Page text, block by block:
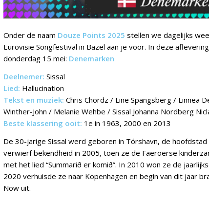
Onder de naam Douze Points 2025 stellen we dagelijks
Eurovisie Songfestival in Bazel aan je voor. In deze
donderdag 15 mei: Denemarken
Deelnemer: Sissal
Lied: Hallucination
Tekst en muziek: Chris Chordz / Line Spangsberg / Linnea
Winther-John / Melanie Wehbe / Sissal Johanna Nordberg
Beste klassering ooit: 1e in 1963, 2000 en 2013
De 30-jarige Sissal werd geboren in Tórshavn, de hoofdstad
verwierf bekendheid in 2005, toen ze de Faeröerse
met het lied “Summarið er komið”. In 2010 won ze de
2020 verhuisde ze naar Kopenhagen en begin van dit jaar
Now uit.